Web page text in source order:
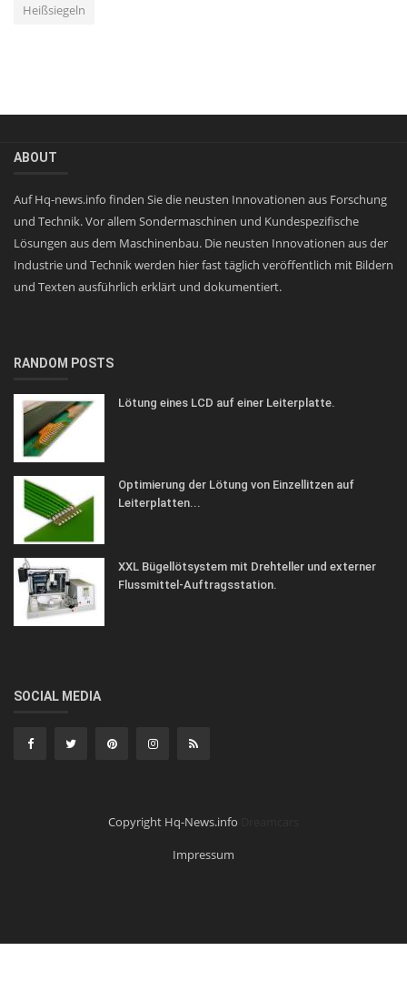
Heißsiegeln
ABOUT
Auf Hq-news.info finden Sie die neusten Innovationen aus Forschung
und Technik. Vor allem Sondermaschinen und Kundespezifische
Lösungen aus dem Maschinenbau. Die neusten Innovationen aus der
Industrie und Technik werden hier fast täglich veröffentlich mit Bildern
und Texten ausführlich erklärt und dokumentiert.
RANDOM POSTS
Lötung eines LCD auf einer Leiterplatte.
Optimierung der Lötung von Einzellitzen auf
Leiterplatten...
XXL Bügellötsystem mit Drehteller und externer
Flussmittel-Auftragsstation.
SOCIAL MEDIA
Copyright Hq-News.info
Impressum